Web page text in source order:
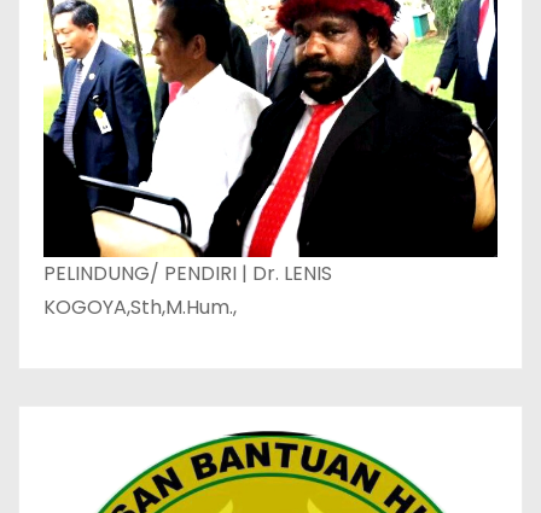
PELINDUNG/ PENDIRI | Dr. LENIS
KOGOYA,Sth,M.Hum.,